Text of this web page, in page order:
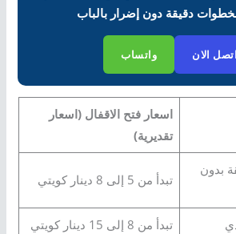
دقيقة دون إضرار بالباب
اتصل الان واتساب
اسعار فتح الاقفال (اسعار
تقديرية)
بدون
تبدأ من 5 إلى 8 دينار كويتي
تبدأ من 8 إلى 15 دينار كويتي